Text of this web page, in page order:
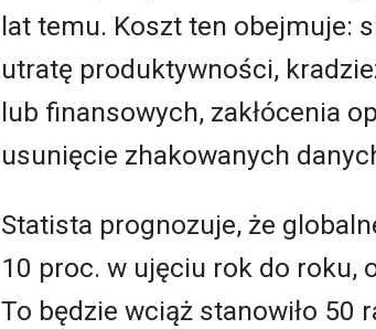
lat temu. Koszt ten obejmuje:
utratę produktywności,
lub finansowych, zakłócenia
usunięcie zhakowanych
Statista prognozuje, że
10 proc. w ujęciu rok do roku,
To będzie wciąż stanowiło